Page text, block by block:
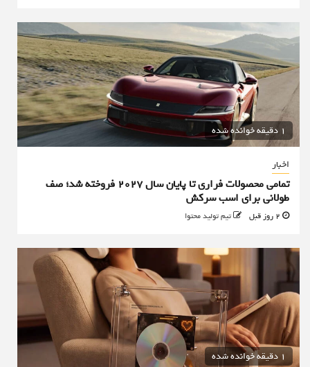
1 دقیقه خوانده شده
اخبار
تمامی محصولات فراری تا پایان سال ۲۰۲۷ فروخته شد؛ صف
طولانی برای اسب سرکش
تیم تولید محتوا
1 دقیقه خوانده شده